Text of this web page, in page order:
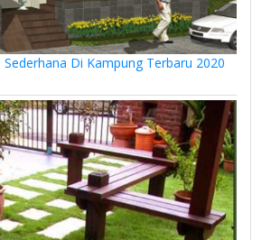
Di Kampung Terbaru 2020